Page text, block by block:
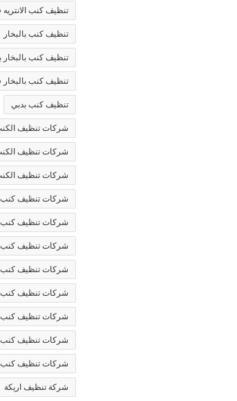
تنظيف كنب
تنظيف كنب بالبخار
تنظيف كنب بالبخار
تنظيف كنب
تنظيف كنب بدبي
شركات تنظيف
شركات تنظيف
شركات تنظيف
شركات تنظيف كنب
شركات تنظيف كنب
شركات تنظيف كنب
شركات تنظيف كنب
شركات تنظيف كنب
شركات تنظيف كنب
شركات تنظيف كنب
شركات تنظيف كنب
شركة تنظيف اريكة